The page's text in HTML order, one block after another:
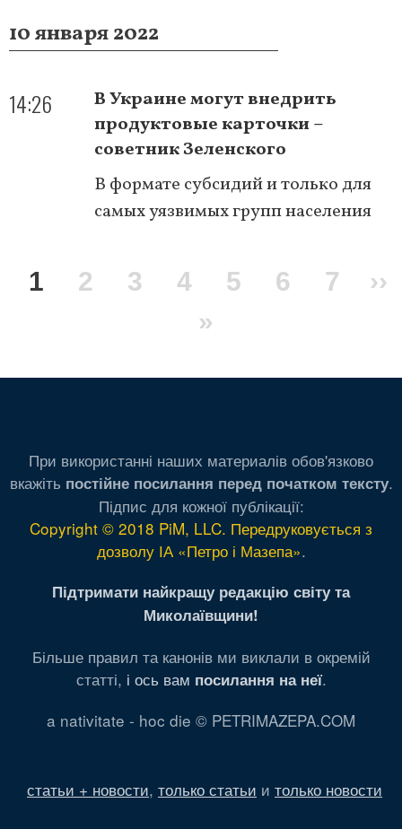
10 января 2022
14:26
В Украине могут внедрить
продуктовые карточки –
советник Зеленского
В формате субсидий и только для
самых уязвимых групп населения
страниц
Текущая
1 Page
2 Page
3 Page
4 Page
5 Page
6 Page
7
››
Последняя
»
При використанні наших материалів обов'язково
вкажіть постійне посилання перед початком тексту.
Підпис для кожної публікації:
Copyright © 2018 PiM, LLC. Передруковується з
дозволу ІА «Петро і Мазепа».
Підтримати найкращу редакцію світу та
Миколаївщини!
Більше правил та канонів ми виклали в окремій
статті, і ось вам посилання на неї.
a nativitate - hoc die © PETRIMAZEPA.COM
статьи + новости, только статьи и только новости